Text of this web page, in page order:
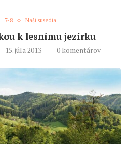
7-8 Naši susedia
k lesnímu jezírku
15. júla 2013 0 komentárov